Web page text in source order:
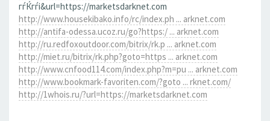
гѓЌгѓі&url=https://marketsdarknet.com
http://www.housekibako.info/rc/index.ph ... arknet.com
http://antifa-odessa.ucoz.ru/go?https:/ ... arknet.com
http://ru.redfoxoutdoor.com/bitrix/rk.p ... arknet.com
http://miet.ru/bitrix/rk.php?goto=https ... arknet.com
http://www.cnfood114.com/index.php?m=pu ... arknet.com
http://www.bookmark-favoriten.com/?goto ... rknet.com/
http://1whois.ru/?url=https://marketsdarknet.com